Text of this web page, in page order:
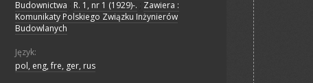
Budownictwa
R. 1, nr 1 (1929)-.
Zawiera :
Komunikaty Polskiego Związku Inżynierów
Budowlanych
Język:
pol, eng, fre, ger, rus